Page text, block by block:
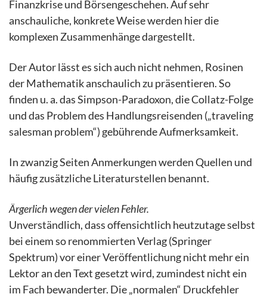
Finanzkrise und Börsengeschehen. Auf sehr
anschauliche, konkrete Weise werden hier die
komplexen Zusammenhänge dargestellt.
Der Autor lässt es sich auch nicht nehmen, Rosinen
der Mathematik anschaulich zu präsentieren. So
finden u. a. das Simpson-Paradoxon, die Collatz-Folge
und das Problem des Handlungsreisenden („traveling
salesman problem“) gebührende Aufmerksamkeit.
In zwanzig Seiten Anmerkungen werden Quellen und
häufig zusätzliche Literaturstellen benannt.
Ärgerlich wegen der vielen Fehler.
Unverständlich, dass offensichtlich heutzutage selbst
bei einem so renommierten Verlag (Springer
Spektrum) vor einer Veröffentlichung nicht mehr ein
Lektor an den Text gesetzt wird, zumindest nicht ein
im Fach bewanderter. Die „normalen“ Druckfehler